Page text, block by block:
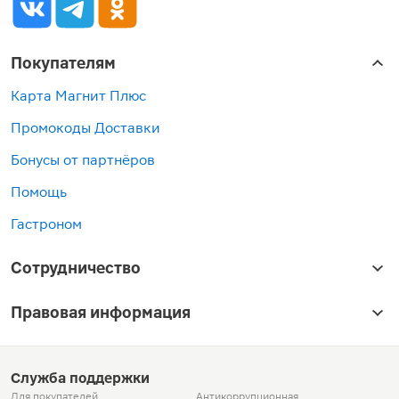
Покупателям
Карта Магнит Плюс
Промокоды Доставки
Бонусы от партнёров
Помощь
Гастроном
Сотрудничество
Правовая информация
Служба поддержки
Для покупателей Антикоррупционная